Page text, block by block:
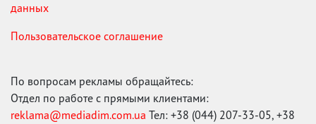
данных
Пользовательское соглашение
По вопросам рекламы обращайтесь:
Отдел по работе с прямыми клиентами:
reklama@mediadim.com.ua Тел: +38 (044) 207-33-05, +38